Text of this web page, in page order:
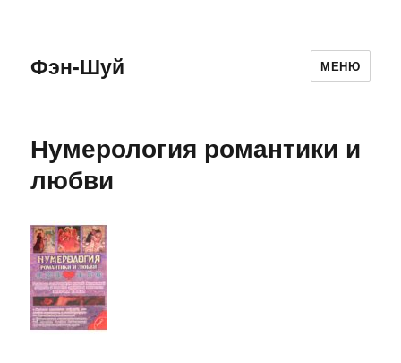
Фэн-Шуй МЕНЮ
Нумерология романтики и
любви